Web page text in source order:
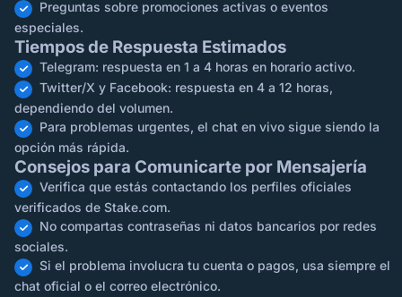
Preguntas sobre promociones activas o eventos
especiales.
Tiempos de Respuesta Estimados
Telegram: respuesta en 1 a 4 horas en horario activo.
Twitter/X y Facebook: respuesta en 4 a 12 horas,
dependiendo del volumen.
Para problemas urgentes, el chat en vivo sigue siendo la
opción más rápida.
Consejos para Comunicarte por Mensajería
Verifica que estás contactando los perfiles oficiales
verificados de Stake.com.
No compartas contraseñas ni datos bancarios por redes
sociales.
Si el problema involucra tu cuenta o pagos, usa siempre el
chat oficial o el correo electrónico.